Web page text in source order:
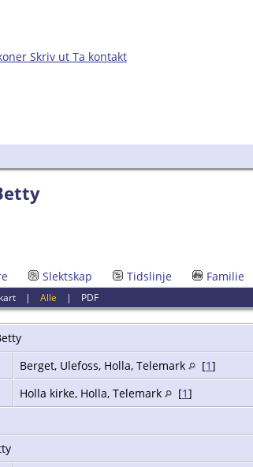
Skriv ut Ta kontakt
Slektskap Tidslinje Familie
|Alle | PDF
Berget, Ulefoss, Holla, Telemark [1]
Holla kirke, Holla, Telemark [1]